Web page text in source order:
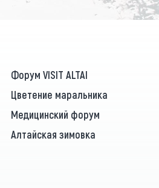
Форум VISIT ALTAI
Цветение маральника
Медицинский форум
Алтайская зимовка